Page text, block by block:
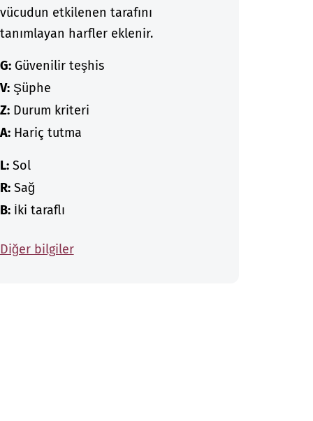
vücudun etkilenen tarafını
tanımlayan harfler eklenir.
G:Güvenilir teşhis
V:Şüphe
Z:Durum kriteri
A:Hariç tutma
L:Sol
R:Sağ
B:İki taraflı
Diğer bilgiler